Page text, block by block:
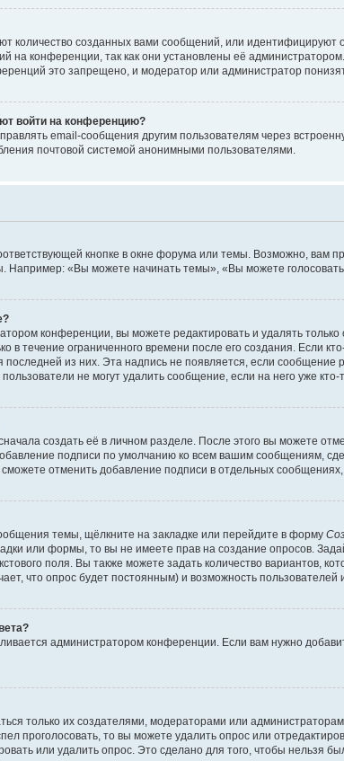
количество созданных вами сообщений, или
на конференции, так как они установлены её
это запрещено, и модератор или администратор
войти на конференцию?
email-сообщения другим пользователям через
почтовой системой анонимными пользователями.
кнопке в окне форума или темы. Возможно, вам
Например: «Вы можете начинать темы», «Вы можете голосовать
конференции, вы можете редактировать и удалять
в течение ограниченного времени после его создания. Если
последней из них. Эта надпись не появляется, если
не могут удалить сообщение, если на него уже кто-
создать её в личном разделе. После этого вы можете
подписи по умолчанию ко всем вашим сообщениям,
отменить добавление подписи в отдельных
темы, щёлкните на закладке или перейдите в форму
или формы, то вы не имеете прав на создание опросов.
поля. Вы также можете задать количество вариантов,
что опрос будет постоянным) и возможность
администратором конференции. Если вам нужно
только их создателями, модераторами или
проголосовать, то вы можете удалить опрос или
или удалить опрос. Это сделано для того, чтобы нельзя